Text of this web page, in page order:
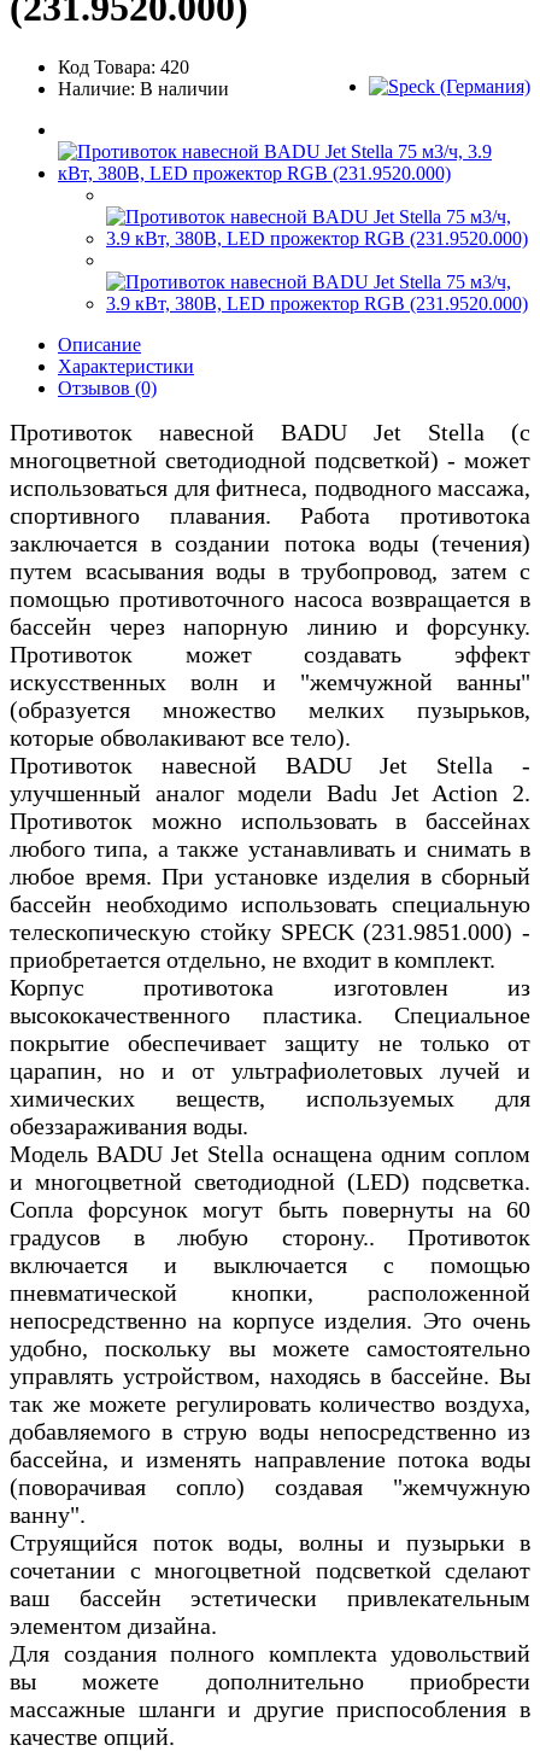
Код Товара: 420
Наличие: В наличии
Описание
Характеристики
Отзывов (0)
Противоток навесной BADU Jet Stella (с
многоцветной светодиодной подсветкой) - может
использоваться для фитнеса, подводного массажа,
спортивного плавания. Работа противотока
заключается в создании потока воды (течения)
путем всасывания воды в трубопровод, затем с
помощью противоточного насоса возвращается в
бассейн через напорную линию и форсунку.
Противоток может создавать эффект
искусственных волн и "жемчужной ванны"
(образуется множество мелких пузырьков,
которые обволакивают все тело).
Противоток навесной BADU Jet Stella -
улучшенный аналог модели Badu Jet Action 2.
Противоток можно использовать в бассейнах
любого типа, а также устанавливать и снимать в
любое время. При установке изделия в сборный
бассейн необходимо использовать специальную
телескопическую стойку SPECK (231.9851.000) -
приобретается отдельно, не входит в комплект.
Корпус противотока изготовлен из
высококачественного пластика. Специальное
покрытие обеспечивает защиту не только от
царапин, но и от ультрафиолетовых лучей и
химических веществ, используемых для
обеззараживания воды.
Модель BADU Jet Stella оснащена одним соплом
и многоцветной светодиодной (LED) подсветка.
Сопла форсунок могут быть повернуты на 60
градусов в любую сторону.. Противоток
включается и выключается с помощью
пневматической кнопки, расположенной
непосредственно на корпусе изделия. Это очень
удобно, поскольку вы можете самостоятельно
управлять устройством, находясь в бассейне. Вы
так же можете регулировать количество воздуха,
добавляемого в струю воды непосредственно из
бассейна, и изменять направление потока воды
(поворачивая сопло) создавая "жемчужную
ванну".
Струящийся поток воды, волны и пузырьки в
сочетании с многоцветной подсветкой сделают
ваш бассейн эстетически привлекательным
элементом дизайна.
Для создания полного комплекта удовольствий
вы можете дополнительно приобрести
массажные шланги и другие приспособления в
качестве опций.